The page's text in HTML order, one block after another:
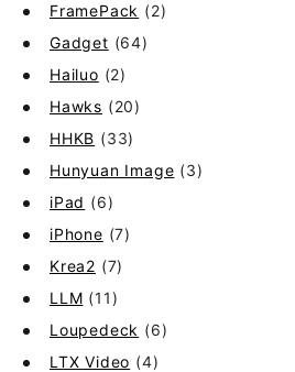
FramePack (2)
Gadget (64)
Hailuo (2)
Hawks (20)
HHKB (33)
Hunyuan Image (3)
iPad (6)
iPhone (7)
Krea2 (7)
LLM (11)
Loupedeck (6)
LTX Video (4)